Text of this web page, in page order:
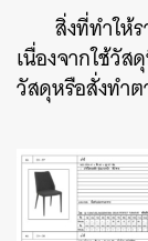
สิ่งที่ทำให้
เนื่องจากใช้วั
วัสดุหรือสั่งทำ